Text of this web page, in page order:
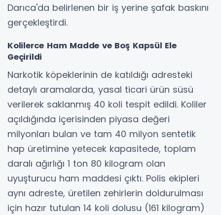
Darıca'da belirlenen bir iş yerine şafak baskını
gerçekleştirdi.
Kolilerce Ham Madde ve Boş Kapsül Ele
Geçirildi
Narkotik köpeklerinin de katıldığı adresteki
detaylı aramalarda, yasal ticari ürün süsü
verilerek saklanmış 40 koli tespit edildi. Koliler
açıldığında içerisinden piyasa değeri
milyonları bulan ve tam 40 milyon sentetik
hap üretimine yetecek kapasitede, toplam
daralı ağırlığı 1 ton 80 kilogram olan
uyuşturucu ham maddesi çıktı. Polis ekipleri
aynı adreste, üretilen zehirlerin doldurulması
için hazır tutulan 14 koli dolusu (161 kilogram)